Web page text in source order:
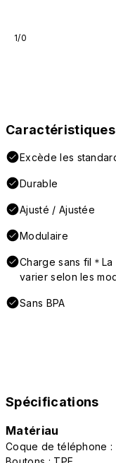
1/0
Caractéristiques
Excède les
Durable
Ajusté / Ajustée
Modulaire
Charge sans fil＊
varier selon les
Sans BPA
Spécifications
Matériau
Coque de téléphone :